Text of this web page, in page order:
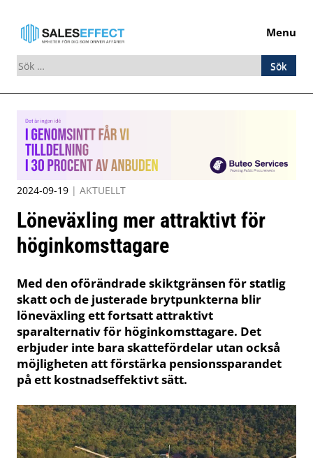
Menu
Sök
efter:
Skip
to
content
2024-09-19 | AKTUELLT
Löneväxling mer attraktivt för
höginkomsttagare
Med den oförändrade skiktgränsen för statlig
skatt och de justerade brytpunkterna blir
löneväxling ett fortsatt attraktivt
sparalternativ för höginkomsttagare. Det
erbjuder inte bara skattefördelar utan också
möjligheten att förstärka pensionssparandet
på ett kostnadseffektivt sätt.